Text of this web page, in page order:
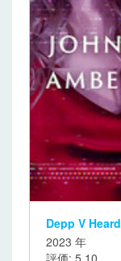
Depp V Heard
2023 年
評価: 5.10